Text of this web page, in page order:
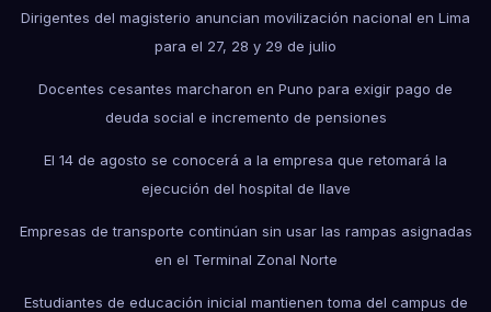
Dirigentes del magisterio anuncian movilización nacional en Lima
para el 27, 28 y 29 de julio
Docentes cesantes marcharon en Puno para exigir pago de
deuda social e incremento de pensiones
El 14 de agosto se conocerá a la empresa que retomará la
ejecución del hospital de Ilave
Empresas de transporte continúan sin usar las rampas asignadas
en el Terminal Zonal Norte
Estudiantes de educación inicial mantienen toma del campus de